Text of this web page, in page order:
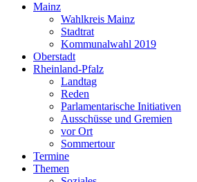
Mainz
Wahlkreis Mainz
Stadtrat
Kommunalwahl 2019
Oberstadt
Rheinland-Pfalz
Landtag
Reden
Parlamentarische Initiativen
Ausschüsse und Gremien
vor Ort
Sommertour
Termine
Themen